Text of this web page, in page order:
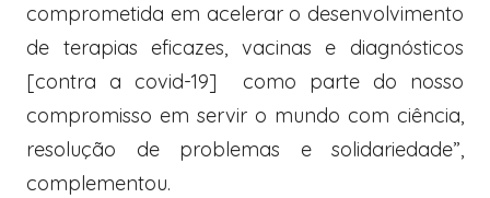
comprometida em acelerar o desenvolvimento
de terapias eficazes, vacinas e diagnósticos
[contra a covid-19] como parte do nosso
compromisso em servir o mundo com ciência,
resolução de problemas e solidariedade”,
complementou.